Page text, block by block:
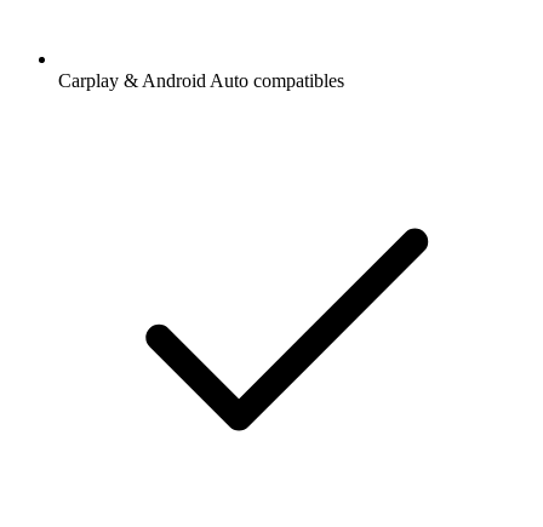
Carplay & Android Auto compatibles